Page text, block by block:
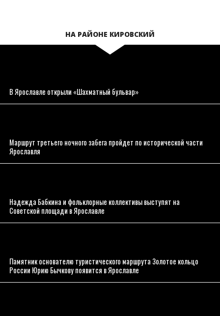
НА РАЙОНЕ КИРОВСКИЙ
В Ярославле открыли «Шахматный бульвар»
Маршрут третьего ночного забега пройдет по исторической части
Ярославля
Надежда Бабкина и фольклорные коллективы выступят на
Советской площади в Ярославле
Памятник основателю туристического маршрута Золотое кольцо
России Юрию Бычкову появится в Ярославле